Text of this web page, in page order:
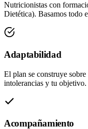
Nutricionistas con
Dietética). Basamos todo
Adaptabilidad
El plan se construye
intolerancias y tu
Acompañamiento